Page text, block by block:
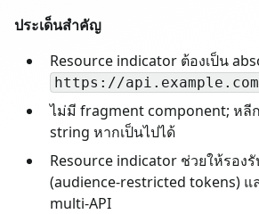
ประเด็นสำคัญ
Resource indicator ต้องเป็น
https://api.example.com
ไม่มี fragment component; หลี
string หากเป็นไปได้
Resource indicator ช่วยให้รอง
(audience-restricted tokens) แ
multi-API